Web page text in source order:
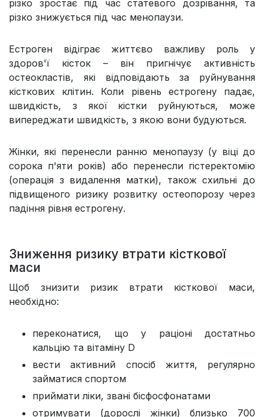
різко зростає під час статевого дозрівання, та
різко знижується під час менопаузи.
Естроген відіграє життєво важливу роль у
здоров'ї кісток – він пригнічує активність
остеокластів, які відповідають за руйнування
кісткових клітин. Коли рівень естрогену падає,
швидкість, з якої кістки руйнуються, може
випереджати швидкість, з якою вони будуються.
Жінки, які перенесли ранню менопаузу (у віці до
сорока п'яти років) або перенесли гістеректомію
(операція з видалення матки), також схильні до
підвищеного ризику розвитку остеопорозу через
падіння рівня естрогену.
Зниження ризику втрати кісткової
маси
Щоб знизити ризик втрати кісткової маси,
необхідно:
переконатися, що у раціоні достатньо
кальцію та вітаміну D
вести активний спосіб життя, регулярно
займатися спортом
приймати ліки, звані бісфосфонатами
отримувати (дорослі жінки) близько 700